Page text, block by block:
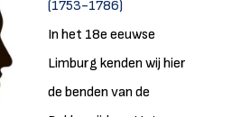
(1753-1786)
In het 18e eeuwse
Limburg kenden wij hier
de benden van de